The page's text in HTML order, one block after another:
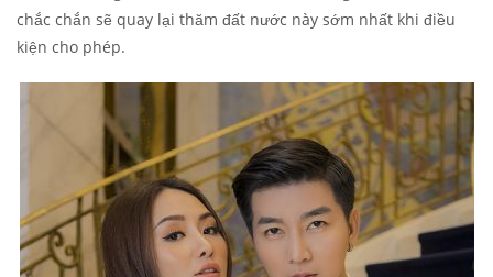
chắc chắn sẽ quay lại thăm đất nước này sớm nhất khi điều
kiện cho phép.